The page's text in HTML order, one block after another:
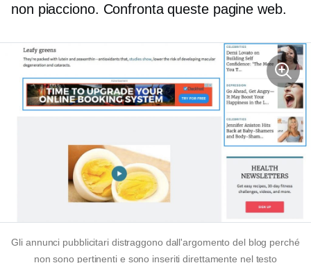
non piacciono. Confronta queste pagine web.
Gli annunci pubblicitari distraggono dall'argomento del blog perché
non sono pertinenti e sono inseriti direttamente nel testo